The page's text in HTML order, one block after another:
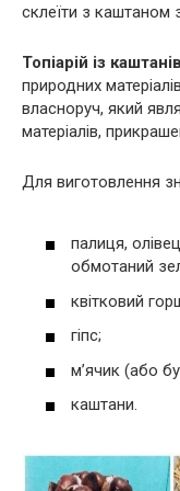
склеїти з каштаном
Топіарій із каштанів
природних
власноруч, який
матеріалів,
Для виготовлення
палиця,
обмотаний
квітковий
гіпс;
м’ячик (або
каштани.